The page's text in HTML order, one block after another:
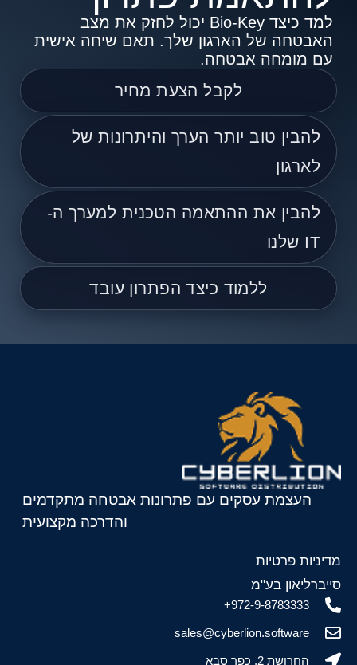
למד כיצד Bio-Key יכול לחזק את מצב
האבטחה של הארגון שלך. תאם שיחה אישית
עם מומחה אבטחה.
לקבל הצעת מחיר
להבין טוב יותר הערך והיתרונות של
לארגון
להבין את ההתאמה הטכנית למערך ה-
IT שלנו
ללמוד כיצד הפתרון עובד
העצמת עסקים עם פתרונות אבטחה מתקדמים
והדרכה מקצועית
מדיניות פרטיות
סייברליאון בע"מ
972-9-8783333+
sales@cyberlion.software
החרושת 2, כפר סבא